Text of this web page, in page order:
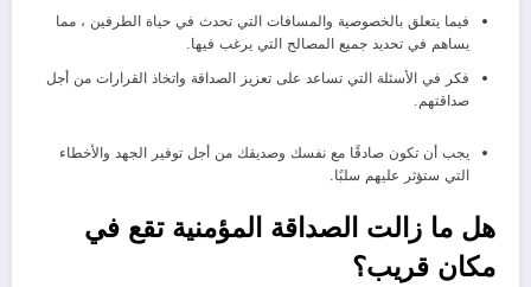
فيما يتعلق بالخصوصية والمسافات التي تحدث في حياة الطرفين ، مما
يساهم في تحديد جميع المصالح التي يرغب فيها.
فكر في الأسئلة التي تساعد على تعزيز الصداقة واتخاذ القرارات من أجل
صداقتهم.
يجب أن تكون صادقًا مع نفسك وصديقك من أجل توفير الجهد والأخطاء
التي ستؤثر عليهم سلبًا.
هل ما زالت الصداقة المؤمنية تقع في
مكان قريب؟